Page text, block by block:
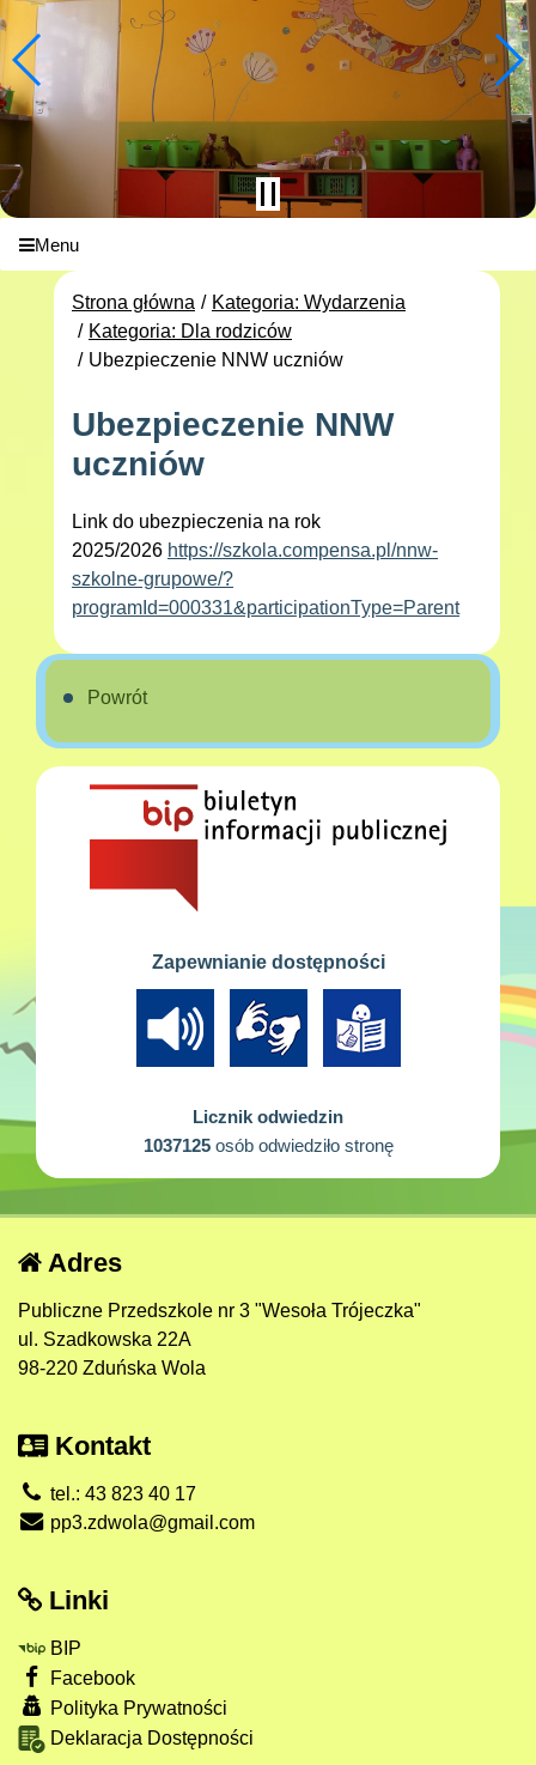
Menu
Strona główna
Kategoria: Wydarzenia
Kategoria: Dla rodziców
Ubezpieczenie NNW uczniów
Ubezpieczenie NNW
uczniów
Link do ubezpieczenia na rok
2025/2026 https://szkola.compensa.pl/nnw-
szkolne-grupowe/?
programId=000331&participationType=Parent
Powrót
Zapewnianie dostępności
Licznik odwiedzin
1037125osób odwiedziło stronę
Adres
Publiczne Przedszkole nr 3 "Wesoła Trójeczka"
ul. Szadkowska 22A
98-220 Zduńska Wola
Kontakt
tel.: 43 823 40 17
pp3.zdwola@gmail.com
Linki
BIP
Facebook
Polityka Prywatności
Deklaracja Dostępności